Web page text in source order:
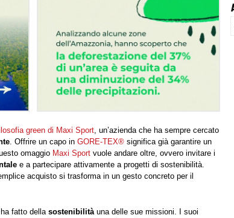
green di Maxi Sport, un’azienda che ha sempre cercato
. Offrire un capo in GORE-TEX® significa già garantire un
omaggio Maxi Sport vuole andare oltre, ovvero invitare i
e a partecipare attivamente a progetti di sostenibilità.
acquisto si trasforma in un gesto concreto per il
fatto della sostenibilitàuna delle sue missioni. I suoi